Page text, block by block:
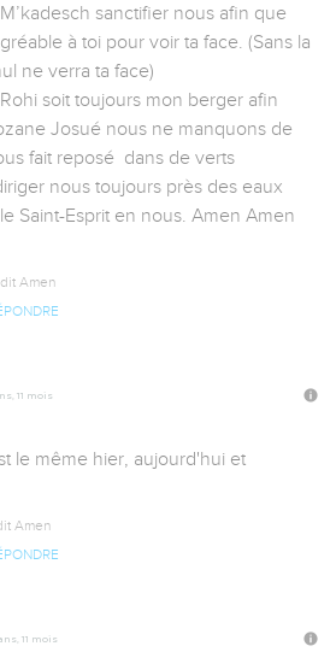
sanctifier nous afin que
à toi pour voir ta face. (Sans la
ne verra ta face)
soit toujours mon berger afin
Josué nous ne manquons de
fait reposé  dans de verts
nous toujours près des eaux
Saint-Esprit en nous. Amen Amen
Amen
11 mois
le même hier, aujourd'hui et
Amen
11 mois